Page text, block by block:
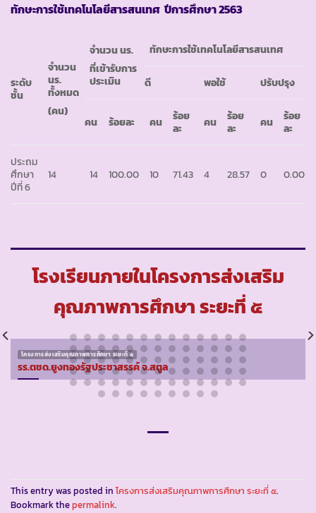
ทักษะการใช้เทคโนโลยีสารสนเทศ ปีการศึกษา 2563
ระดับ
ชั้น
จำนวน
นร.
ทั้งหมด
(คน)
จำนวน นร.
ที่เข้ารับการ
ประเมิน
ทักษะการใช้เทคโนโลยีสารสนเทศ
ดี พอใช้ ปรับปรุง
คน ร้อยละ คน
ร้อย
ละ
คน
ร้อย
ละ
คน
ร้อย
ละ
ประถม
ศึกษา
ปีที่ 6
14 14 100.00 10 71.43 4 28.57 0 0.00
โรงเรียนภายในโครงการส่งเสริม
คุณภาพการศึกษา ระยะที่ ๕
โครงการส่งเสริมคุณภาพการศึกษา ระยะที่ ๕
รร.ตชด.ยูงทองรัฐประชาสรรค์ จ.สตูล
This entry was posted in โครงการส่งเสริมคุณภาพการศึกษา ระยะที่ ๕.
Bookmark thepermalink.